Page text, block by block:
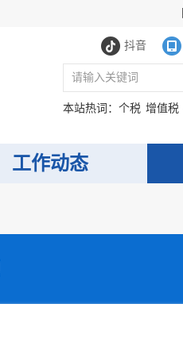
抖音
本站热词： 个税 增值税
工作动态